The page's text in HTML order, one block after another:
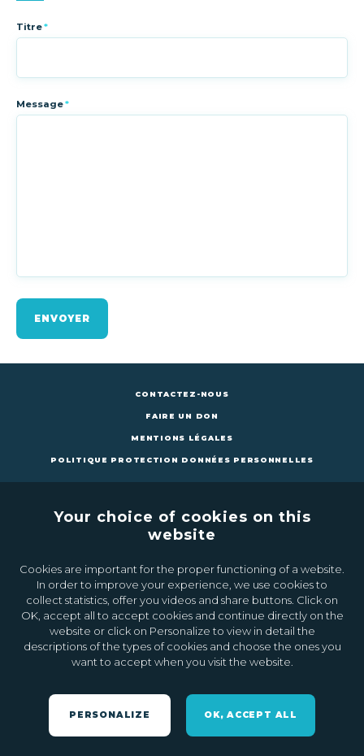
Titre*
Message*
ENVOYER
CONTACTEZ-NOUS
FAIRE UN DON
MENTIONS LÉGALES
POLITIQUE PROTECTION DONNÉES PERSONNELLES
CONTACTEZ-NOUS FAIRE UN DON
Inscrivez-vous à la newsletter
Ok
Your choice of cookies on this
website
Cookies are important for the proper functioning of a website.
In order to improve your experience, we use cookies to
collect statistics, offer you videos and share buttons. Click on
OK, accept all to accept cookies and continue directly on the
website or click on Personalize to view in detail the
descriptions of the types of cookies and choose the ones you
want to accept when you visit the website.
PERSONALIZE OK, ACCEPT ALL